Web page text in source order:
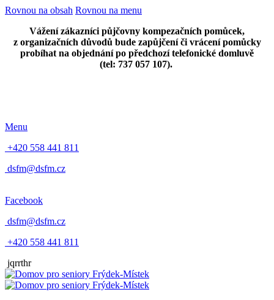
Rovnou na obsah Rovnou na menu
Vážení zákazníci půjčovny kompezačních pomůcek,
z organizačních důvodů bude zapůjčení či vrácení pomůcky
probíhat na objednání po předchozí telefonické domluvě
(tel: 737 057 107).
Menu
+420 558 441 811
dsfm@dsfm.cz
Facebook
dsfm@dsfm.cz
+420 558 441 811
jqrrthr